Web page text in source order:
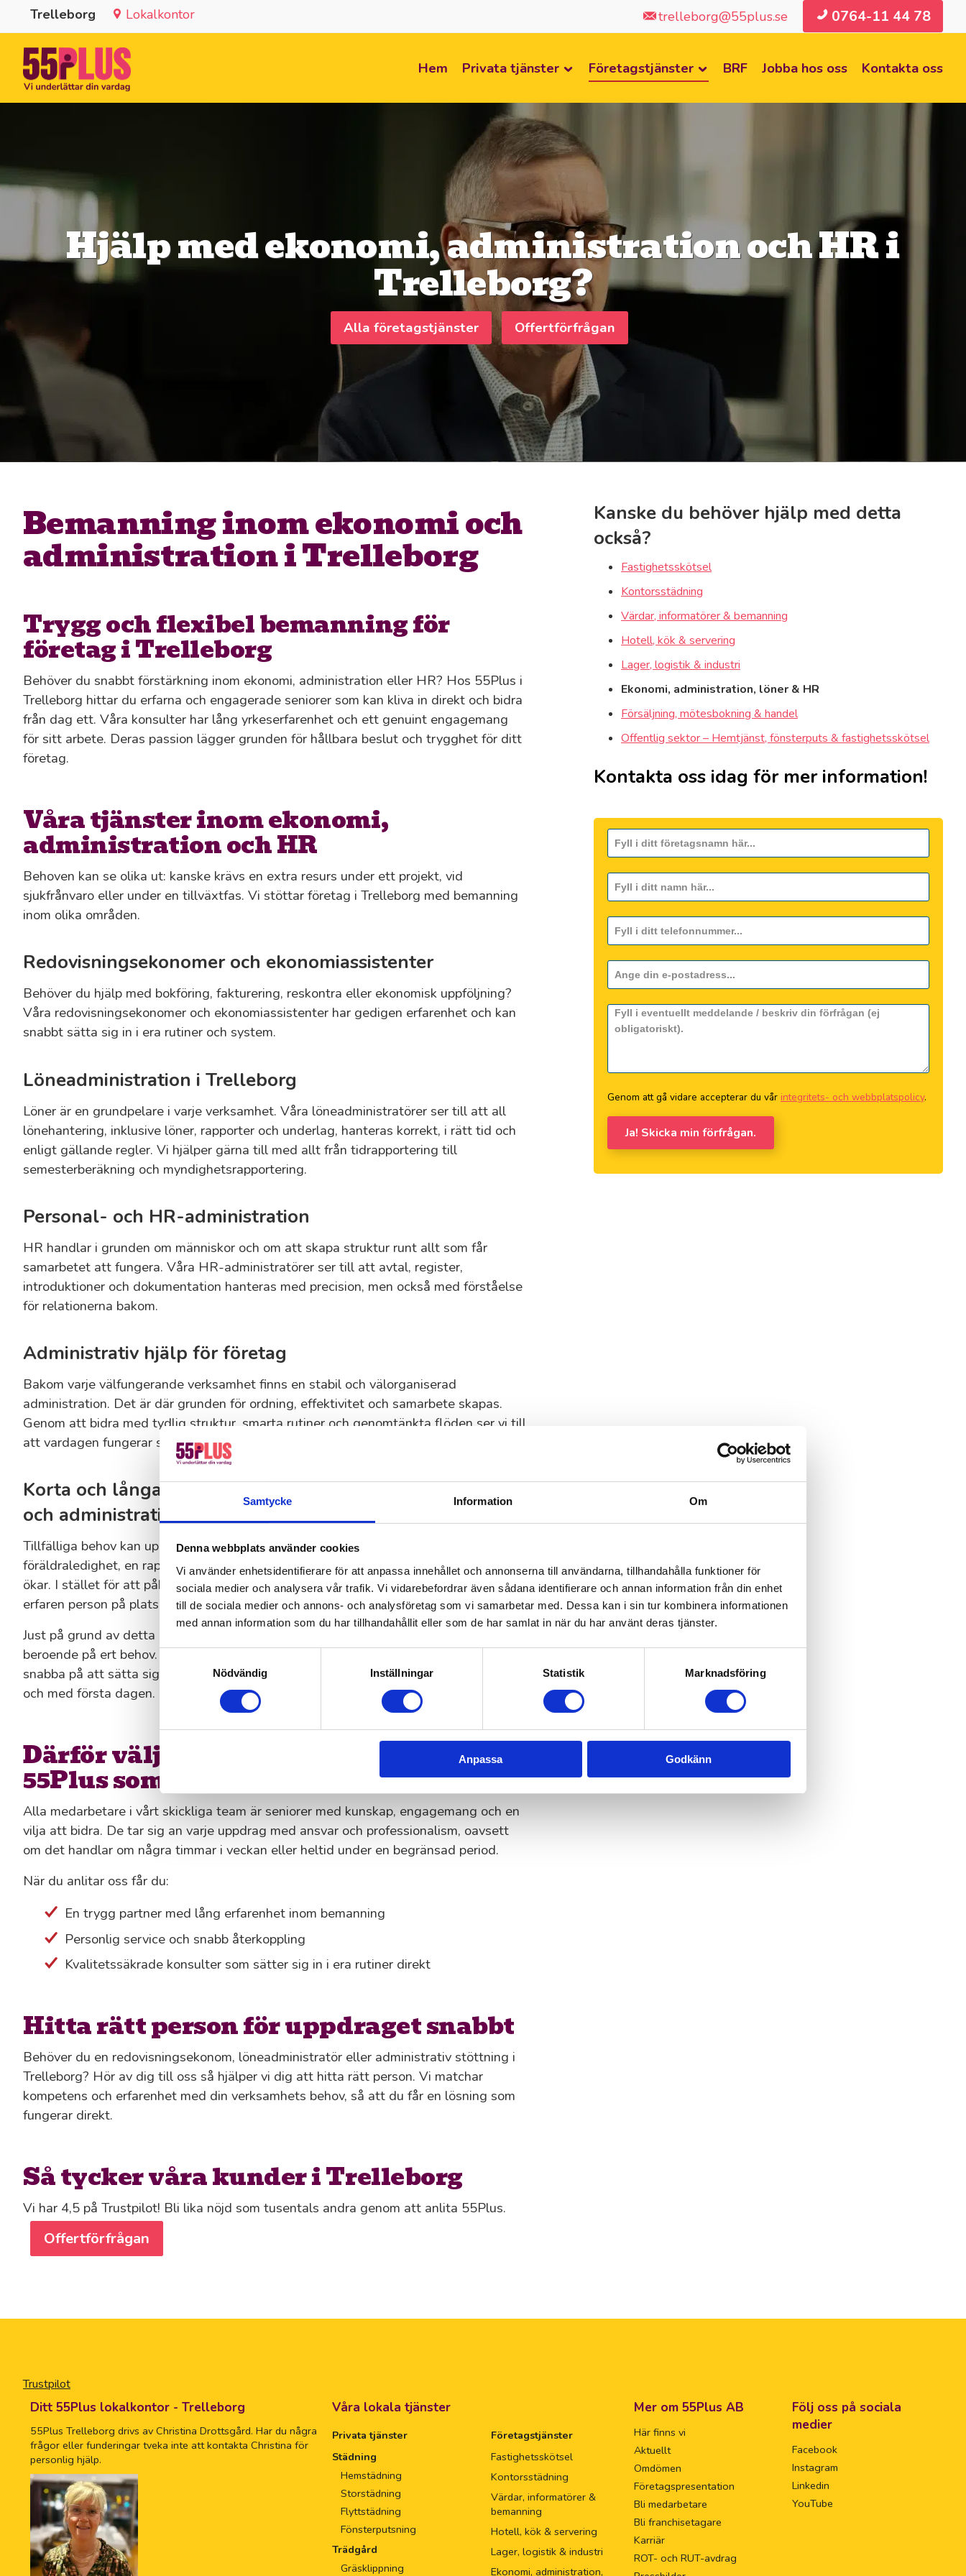
Samtycke Information Om
Denna webbplats använder cookies
Vi använder enhetsidentifierare för att anpassa innehållet och annonserna till användarna, tillhandahålla funktioner för
sociala medier och analysera vår trafik. Vi vidarebefordrar även sådana identifierare och annan information från din enhet
till de sociala medier och annons- och analysföretag som vi samarbetar med. Dessa kan i sin tur kombinera informationen
med annan information som du har tillhandahållit eller som de har samlat in när du har använt deras tjänster.
Nödvändig
Inställningar Statistik Marknadsföring
Anpassa Godkänn
Trelleborg Lokalkontor trelleborg@55plus.se 0764-11 44 78
Hem Privata tjänster Företagstjänster BRF Jobba hos oss Kontakta oss
Hjälp med ekonomi, administration och HR i
Trelleborg?
Alla företagstjänster Offertförfrågan
Bemanning inom ekonomi och
administration i Trelleborg
Trygg och flexibel bemanning för
företag i Trelleborg
Behöver du snabbt förstärkning inom ekonomi, administration eller HR? Hos 55Plus i
Trelleborg hittar du erfarna och engagerade seniorer som kan kliva in direkt och bidra
från dag ett. Våra konsulter har lång yrkeserfarenhet och ett genuint engagemang
för sitt arbete. Deras passion lägger grunden för hållbara beslut och trygghet för ditt
företag.
Våra tjänster inom ekonomi,
administration och HR
Behoven kan se olika ut: kanske krävs en extra resurs under ett projekt, vid
sjukfrånvaro eller under en tillväxtfas. Vi stöttar företag i Trelleborg med bemanning
inom olika områden.
Redovisningsekonomer och ekonomiassistenter
Behöver du hjälp med bokföring, fakturering, reskontra eller ekonomisk uppföljning?
Våra redovisningsekonomer och ekonomiassistenter har gedigen erfarenhet och kan
snabbt sätta sig in i era rutiner och system.
Löneadministration i Trelleborg
Löner är en grundpelare i varje verksamhet. Våra löneadministratörer ser till att all
lönehantering, inklusive löner, rapporter och underlag, hanteras korrekt, i rätt tid och
enligt gällande regler. Vi hjälper gärna till med allt från tidrapportering till
semesterberäkning och myndighetsrapportering.
Personal- och HR-administration
HR handlar i grunden om människor och om att skapa struktur runt allt som får
samarbetet att fungera. Våra HR-administratörer ser till att avtal, register,
introduktioner och dokumentation hanteras med precision, men också med förståelse
för relationerna bakom.
Administrativ hjälp för företag
Bakom varje välfungerande verksamhet finns en stabil och välorganiserad
administration. Det är där grunden för ordning, effektivitet och samarbete skapas.
Genom att bidra med tydlig struktur, smarta rutiner och genomtänkta flöden ser vi till
att vardagen fungerar smidigt.
Korta och långa uppdrag för bemanning inom ekonomi
och administration
Tillfälliga behov kan uppstå när du minst anar det. En medarbetare går på
föräldraledighet, en rapportering ska in, ett nytt projekt startar och arbetsbördan
ökar. I stället för att påbörja en lång rekryteringsprocess kan du via 55Plus få in en
erfaren person på plats redan inom några dagar.
Just på grund av detta erbjuder vi både korttidsbemanning och längre uppdrag,
beroende på ert behov. Våra seniora konsulter är dessutom väldigt självgående,
snabba på att sätta sig in i nya rutiner och vana vid att leverera resultat redan från
och med första dagen.
Därför väljer kunder i Trelleborg
55Plus som bemanningsföretag
Alla medarbetare i vårt skickliga team är seniorer med kunskap, engagemang och en
vilja att bidra. De tar sig an varje uppdrag med ansvar och professionalism, oavsett
om det handlar om några timmar i veckan eller heltid under en begränsad period.
När du anlitar oss får du:
En trygg partner med lång erfarenhet inom bemanning
Personlig service och snabb återkoppling
Kvalitetssäkrade konsulter som sätter sig in i era rutiner direkt
Hitta rätt person för uppdraget snabbt
Behöver du en redovisningsekonom, löneadministratör eller administrativ stöttning i
Trelleborg? Hör av dig till oss så hjälper vi dig att hitta rätt person. Vi matchar
kompetens och erfarenhet med din verksamhets behov, så att du får en lösning som
fungerar direkt.
Så tycker våra kunder i Trelleborg
Vi har 4,5 på Trustpilot! Bli lika nöjd som tusentals andra genom att anlita 55Plus.
Offertförfrågan
Kanske du behöver hjälp med detta
också?
Fastighetsskötsel
Kontorsstädning
Värdar, informatörer & bemanning
Hotell, kök & servering
Lager, logistik & industri
Ekonomi, administration, löner & HR
Försäljning, mötesbokning & handel
Offentlig sektor – Hemtjänst, fönsterputs & fastighetsskötsel
Kontakta oss idag för mer information!
Genom att gå vidare accepterar du vår integritets- och webbplatspolicy.
Ja! Skicka min förfrågan.
Trustpilot
Ditt 55Plus lokalkontor - Trelleborg
55Plus Trelleborg drivs av Christina Drottsgård. Har du några
frågor eller funderingar tveka inte att kontakta Christina för
personlig hjälp.
Våra lokala tjänster
Privata tjänster
Städning
Hemstädning
Storstädning
Flyttstädning
Fönsterputsning
Trädgård
Gräsklippning
Företagstjänster
Fastighetsskötsel
Kontorsstädning
Värdar, informatörer &
bemanning
Hotell, kök & servering
Lager, logistik & industri
Ekonomi, administration,
Mer om 55Plus AB
Här finns vi
Aktuellt
Omdömen
Företagspresentation
Bli medarbetare
Bli franchisetagare
Karriär
ROT- och RUT-avdrag
Följ oss på sociala
medier
Facebook
Instagram
Linkedin
YouTube